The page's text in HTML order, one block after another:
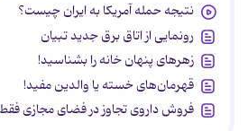
نتیجه حمله آمریکا به ایران چیست؟
رونمایی از اتاق برق جدید تبیان
زهرهای پنهان خانه را بشناسید!
قهرمان‌های خسته یا والدین مفید!
فروش داروی تجاوز در فضای مجازی